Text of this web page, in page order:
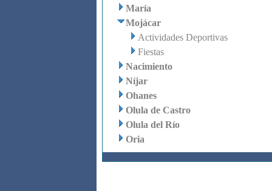
María
Mojácar
Actividades Deportivas
Fiestas
Nacimiento
Níjar
Ohanes
Olula de Castro
Olula del Río
Oria